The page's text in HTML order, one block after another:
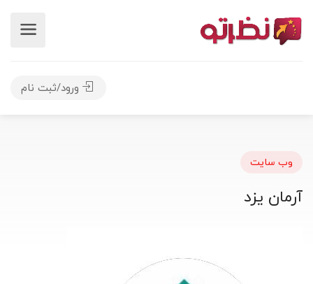
ورود/ثبت نام
وب سایت
آرمان یزد